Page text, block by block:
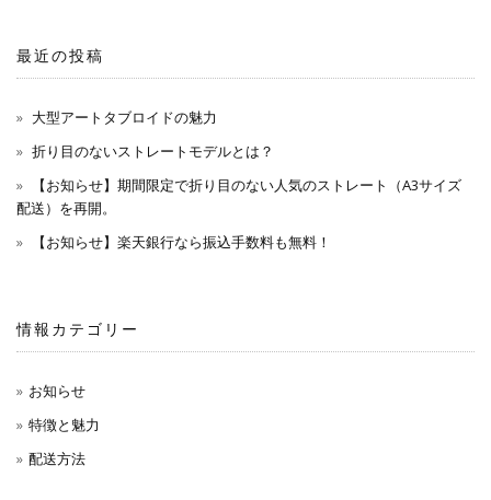
最近の投稿
大型アートタブロイドの魅力
折り目のないストレートモデルとは？
【お知らせ】期間限定で折り目のない人気のストレート（A3サイズ
配送）を再開。
【お知らせ】楽天銀行なら振込手数料も無料！
情報カテゴリー
お知らせ
特徴と魅力
配送方法